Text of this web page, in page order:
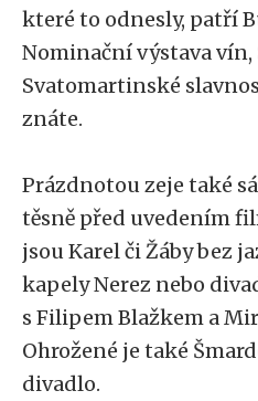
které to odnesly, patří
Nominační výstava
Svatomartinské
znáte.
Prázdnotou zeje také
těsně před uvedením
jsou Karel či Žáby bez
kapely Nerez nebo
s Filipem Blažkem a
Ohrožené je také
divadlo.